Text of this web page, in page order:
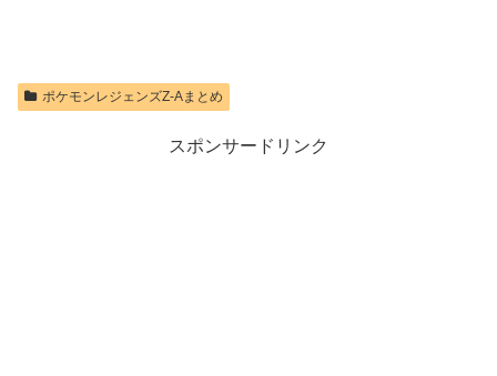
ポケモンレジェンズZ-Aまとめ
スポンサードリンク